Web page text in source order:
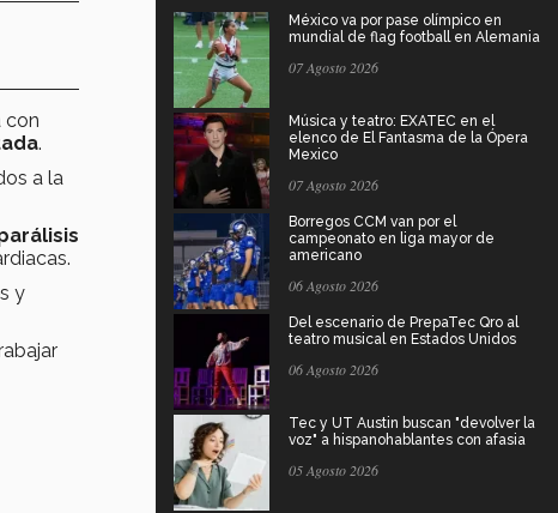
con
.
a la
y
México va por pase olímpico en
mundial de flag football en Alemania
07 Agosto 2026
Música y teatro: EXATEC en el
elenco de El Fantasma de la Ópera
Mexico
07 Agosto 2026
Borregos CCM van por el
campeonato en liga mayor de
americano
06 Agosto 2026
Del escenario de PrepaTec Qro al
teatro musical en Estados Unidos
06 Agosto 2026
Tec y UT Austin buscan "devolver la
voz" a hispanohablantes con afasia
05 Agosto 2026